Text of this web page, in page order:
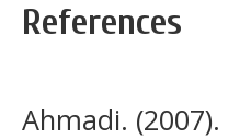
References
Ahmadi.